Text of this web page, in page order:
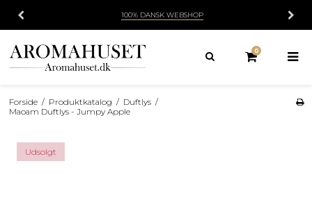
100% DANSK WEBSHOP
0
Forside / Produktkatalog / Duftlys /
Maoam Duftlys - Jumpy Apple
Udsolgt